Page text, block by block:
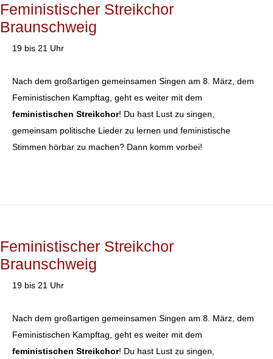
Feministischer Streikchor
Braunschweig
19 bis 21 Uhr
Nach dem großartigen gemeinsamen Singen am 8. März, dem
Feministischen Kampftag, geht es weiter mit dem
feministischen Streikchor! Du hast Lust zu singen,
gemeinsam politische Lieder zu lernen und feministische
Stimmen hörbar zu machen? Dann komm vorbei!
Feministischer Streikchor
Braunschweig
19 bis 21 Uhr
Nach dem großartigen gemeinsamen Singen am 8. März, dem
Feministischen Kampftag, geht es weiter mit dem
feministischen Streikchor! Du hast Lust zu singen,